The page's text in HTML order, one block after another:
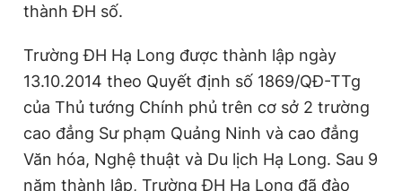
thành ĐH số.
Trường ĐH Hạ Long được thành lập ngày
13.10.2014 theo Quyết định số 1869/QĐ-TTg
của Thủ tướng Chính phủ trên cơ sở 2 trường
cao đẳng Sư phạm Quảng Ninh và cao đẳng
Văn hóa, Nghệ thuật và Du lịch Hạ Long. Sau 9
năm thành lập, Trường ĐH Hạ Long đã đào